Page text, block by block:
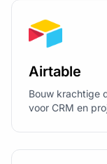
Airtable
Bouw krachtige
voor CRM en